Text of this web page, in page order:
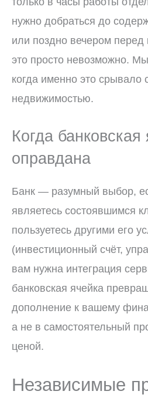
нужно добраться до
или поздно вечером
это просто невозможно.
когда именно это срывало
недвижимостью.
Когда банковская
оправдана
Банк — разумный выбор,
являетесь состоявшимся
пользуетесь другими его
(инвестиционный счёт,
вам нужна интеграция
банковская ячейка
дополнение к вашему
а не в самостоятельный
ценой.
Независимые